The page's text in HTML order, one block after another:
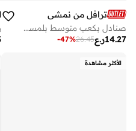
ترافل من نمشي
صنادل بكعب متوسط بلمسة فضية
ر.ع14.27
26.45
-47%
الأكثر مشاهدة